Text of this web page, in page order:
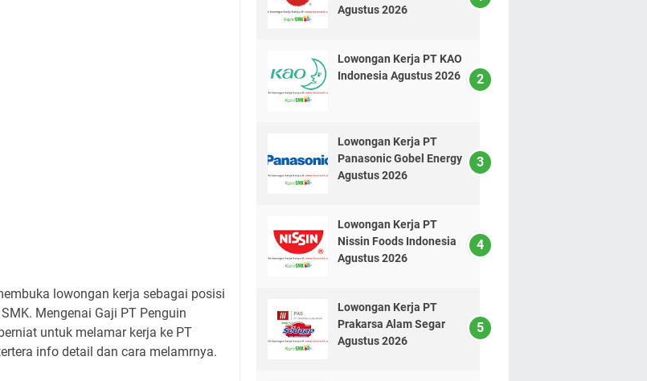
lowongan kerja sebagai posisi
Mengenai Gaji PT Penguin
untuk melamar kerja ke PT
info detail dan cara melamrnya.
Agustus 2026
Lowongan Kerja PT KAO
Indonesia Agustus 2026
Lowongan Kerja PT
Panasonic Gobel Energy
Agustus 2026
Lowongan Kerja PT
Nissin Foods Indonesia
Agustus 2026
Lowongan Kerja PT
Prakarsa Alam Segar
Agustus 2026